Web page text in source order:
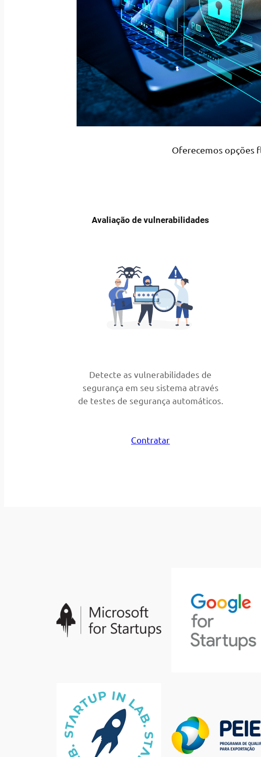
Oferecemos opções
Avaliação de vulnerabilidades
Detecte as vulnerabilidades de
segurança em seu sistema através
de testes de segurança automáticos.
Contratar